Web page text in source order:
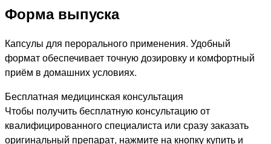
Форма выпуска
Капсулы для перорального применения. Удобный
формат обеспечивает точную дозировку и комфортный
приём в домашних условиях.
Бесплатная медицинская консультация
Чтобы получить бесплатную консультацию от
квалифицированного специалиста или сразу заказать
оригинальный препарат, нажмите на кнопку купить и